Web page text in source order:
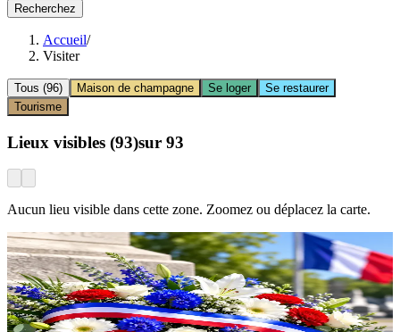
Recherchez
Accueil/
Visiter
Tous (96) Maison de champagne Se loger
Se restaurer
Tourisme
+
−
Lieux visibles (93)sur 93
Aucun lieu visible dans cette zone. Zoomez ou déplacez la carte.
14 juil.
Commémoration
AY-CHAMPAGNE
Commémorations du 14 juillet sur nos 3 communes